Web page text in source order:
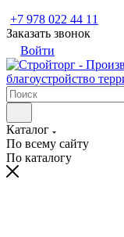
+7 978 022 44 11
Заказать звонок
Войти
Каталог
По всему сайту
По каталогу